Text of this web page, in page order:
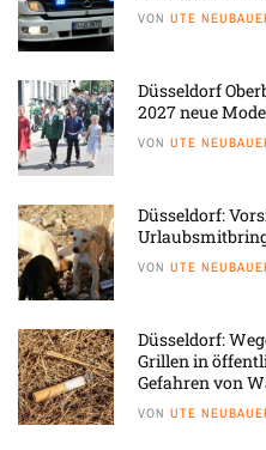
VON UTE
Düsseldorf
2027 neue
VON UTE
Düsseldorf:
VON UTE
Düsseldorf:
Grillen in
Gefahren von
VON UTE